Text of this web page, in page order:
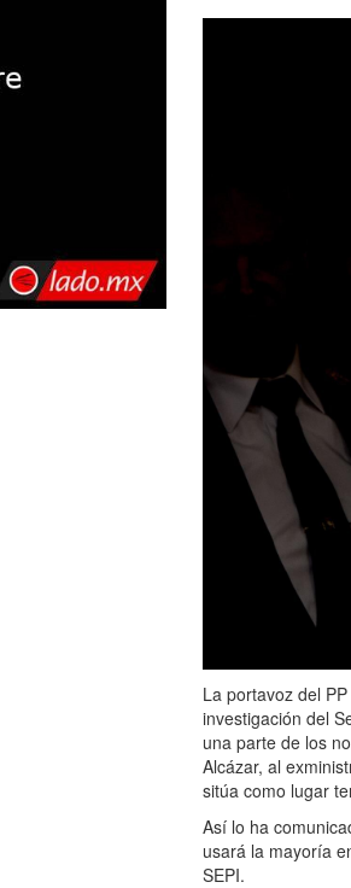
La portavoz del
investigación del
una parte de los
Alcázar, al
sitúa como lugar
Así lo ha
usará la mayoría
SEPI.